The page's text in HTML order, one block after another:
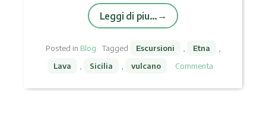
Leggi di piu…
Posted in Blog Tagged Escursioni Etna
Lava
Sicilia vulcano Commenta